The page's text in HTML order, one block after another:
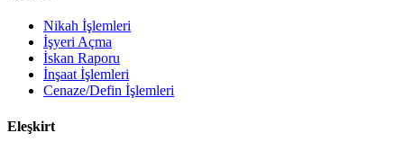
Nikah İşlemleri
İşyeri Açma
İskan Raporu
İnşaat İşlemleri
Cenaze/Defin İşlemleri
Eleşkirt